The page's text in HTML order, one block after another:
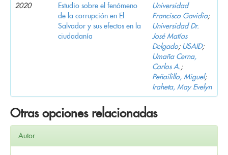
2020
Estudio sobre el fenómeno
de la corrupción en El
Salvador y sus efectos en la
ciudadanía
Universidad
Francisco Gavidia;
Universidad Dr.
José Matías
Delgado; USAID;
Umaña Cerna,
Carlos A.;
Peñailillo, Miguel;
Iraheta, May Evelyn
Otras opciones relacionadas
Autor